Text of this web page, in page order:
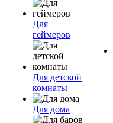
Для
геймеров
Для детской
комнаты
Для дома